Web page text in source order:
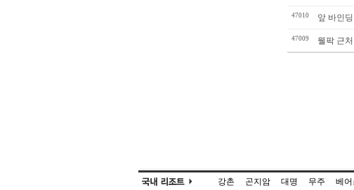
47010 앞 바인
47009 웰팍 근
강촌 곤지암 대명 무주 베어